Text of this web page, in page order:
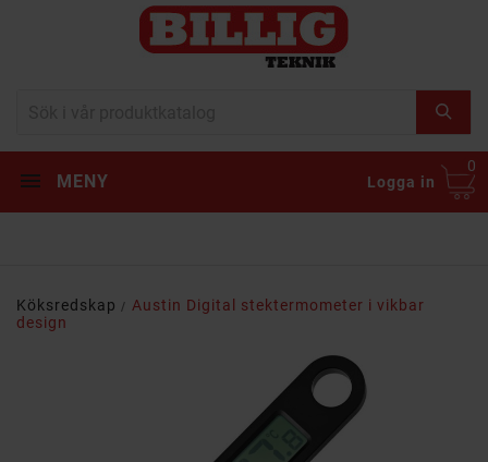
MENY Logga in
0
Köksredskap
Austin Digital stektermometer i vikbar
design